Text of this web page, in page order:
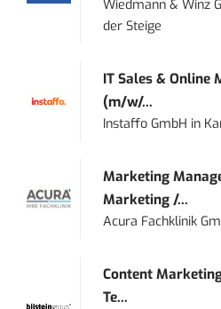
Wiedmann & Winz
der Steige
IT Sales & Online
(m/w/...
Instaffo GmbH in
Marketing
Marketing /...
Acura Fachklinik
Content
Te...